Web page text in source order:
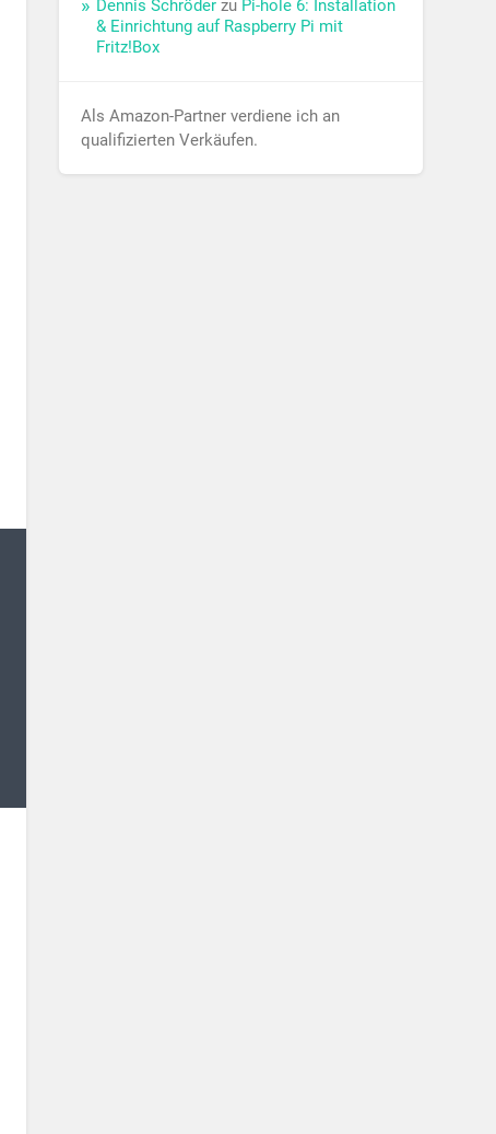
Dennis Schröder zu Pi-hole 6: Installation
& Einrichtung auf Raspberry Pi mit
Fritz!Box
Als Amazon-Partner verdiene ich an
qualifizierten Verkäufen.